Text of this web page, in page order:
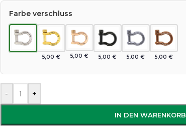
Farbe verschluss
5,00 € 5,00 € 5,00 € 5,00 € 5,00 €
- +
IN DEN WARENKORB